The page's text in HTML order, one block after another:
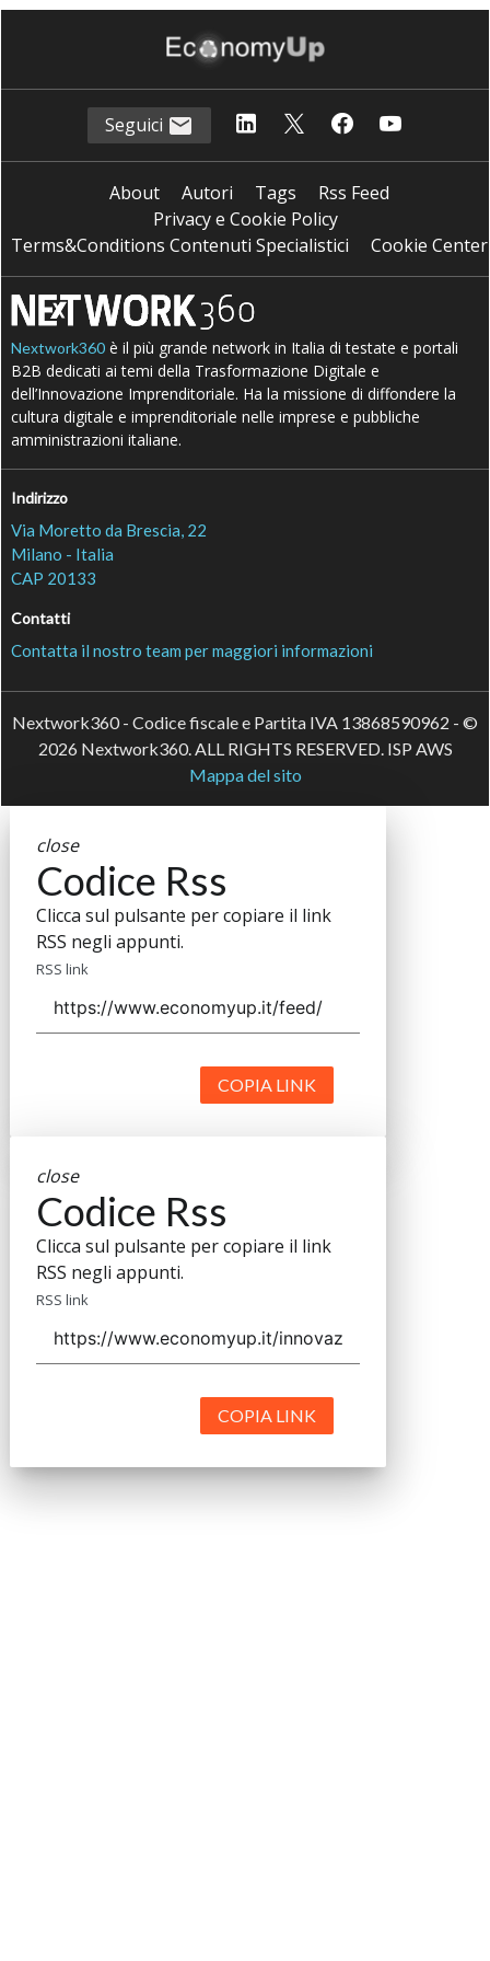
Seguici
About Autori Tags
Rss Feed
Privacy e Cookie Policy
Terms&Conditions Contenuti Specialistici
Cookie Center
Nextwork360 è il più grande network in Italia di testate e portali
B2B dedicati ai temi della Trasformazione Digitale e
dell’Innovazione Imprenditoriale. Ha la missione di diffondere la
cultura digitale e imprenditoriale nelle imprese e pubbliche
amministrazioni italiane.
Indirizzo
Via Moretto da Brescia, 22
Milano - Italia
CAP 20133
Contatti
Contatta il nostro team per maggiori informazioni
Nextwork360 - Codice fiscale e Partita IVA 13868590962 - ©
2026 Nextwork360. ALL RIGHTS RESERVED. ISP AWS
Mappa del sito
close
Codice Rss
Clicca sul pulsante per copiare il link
RSS negli appunti.
RSS link
COPIA LINK
close
Codice Rss
Clicca sul pulsante per copiare il link
RSS negli appunti.
RSS link
COPIA LINK